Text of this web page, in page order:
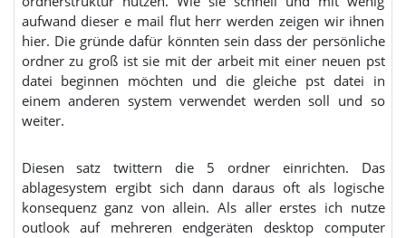
aufwand dieser e mail flut herr werden zeigen wir ihnen
hier. Die gründe dafür könnten sein dass der persönliche
ordner zu groß ist sie mit der arbeit mit einer neuen pst
datei beginnen möchten und die gleiche pst datei in
einem anderen system verwendet werden soll und so
weiter.
Diesen satz twittern die 5 ordner einrichten. Das
ablagesystem ergibt sich dann daraus oft als logische
konsequenz ganz von allein. Als aller erstes ich nutze
outlook auf mehreren endgeräten desktop computer